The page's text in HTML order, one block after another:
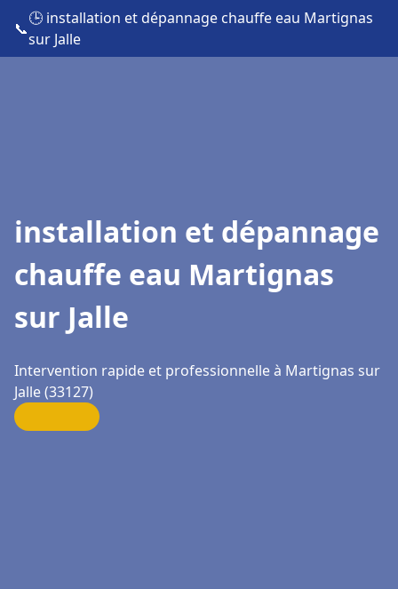
📞
🕒 installation et dépannage chauffe eau Martignas
sur Jalle
installation et dépannage
chauffe eau Martignas
sur Jalle
Intervention rapide et professionnelle à Martignas sur
Jalle (33127)